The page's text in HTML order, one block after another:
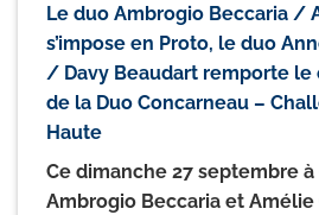
Le duo Ambrogio Beccaria /
s’impose en Proto, le duo
/ Davy Beaudart remporte le
de la Duo Concarneau –
Haute
Ce dimanche 27 septembre à
Ambrogio Beccaria et Amélie